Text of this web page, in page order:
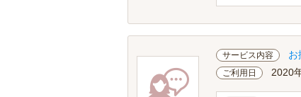
サービス内容 お
ご利用日 2020